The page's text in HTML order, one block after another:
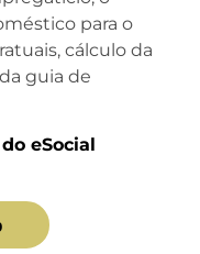
para o
cálculo da
guia de
eSocial